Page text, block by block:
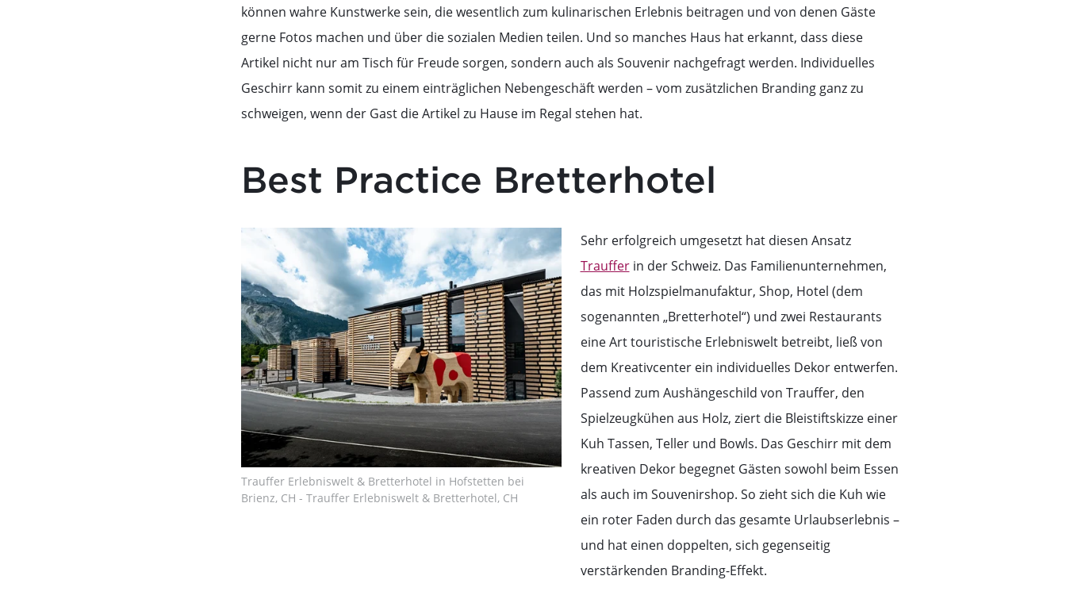
können wahre Kunstwerke sein, die wesentlich zum kulinarischen Erlebnis beitragen und von denen Gäste
gerne Fotos machen und über die sozialen Medien teilen. Und so manches Haus hat erkannt, dass diese
Artikel nicht nur am Tisch für Freude sorgen, sondern auch als Souvenir nachgefragt werden. Individuelles
Geschirr kann somit zu einem einträglichen Nebengeschäft werden – vom zusätzlichen Branding ganz zu
schweigen, wenn der Gast die Artikel zu Hause im Regal stehen hat.
Best Practice Bretterhotel
Trauffer Erlebniswelt & Bretterhotel in Hofstetten bei
Brienz, CH - Trauffer Erlebniswelt & Bretterhotel, CH
Sehr erfolgreich umgesetzt hat diesen Ansatz
Traufferin der Schweiz. Das Familienunternehmen,
das mit Holzspielmanufaktur, Shop, Hotel (dem
sogenannten „Bretterhotel“) und zwei Restaurants
eine Art touristische Erlebniswelt betreibt, ließ von
dem Kreativcenter ein individuelles Dekor entwerfen.
Passend zum Aushängeschild von Trauffer, den
Spielzeugkühen aus Holz, ziert die Bleistiftskizze einer
Kuh Tassen, Teller und Bowls. Das Geschirr mit dem
kreativen Dekor begegnet Gästen sowohl beim Essen
als auch im Souvenirshop. So zieht sich die Kuh wie
ein roter Faden durch das gesamte Urlaubserlebnis –
und hat einen doppelten, sich gegenseitig
verstärkenden Branding-Effekt.